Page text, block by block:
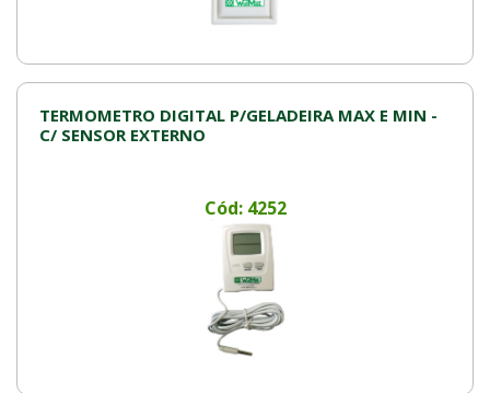
TERMOMETRO DIGITAL P/GELADEIRA MAX E MIN -
C/ SENSOR EXTERNO
Cód: 4252